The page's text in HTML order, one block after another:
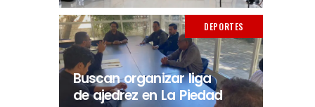
DEPORTES
Buscan organizar liga
de ajedrez en La Piedad